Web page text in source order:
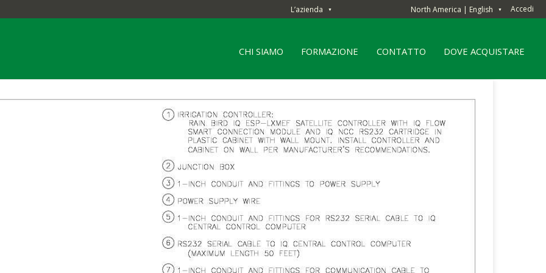
L’azienda ▼ North America | English ▼ Accedi
CHI SIAMO FORMAZIONE CONTATTO DOVE ACQUISTARE